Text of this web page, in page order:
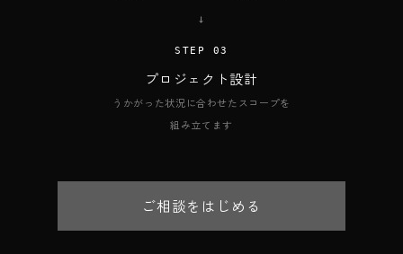
→
STEP 03
プロジェクト設計
うかがった状況に合わせたスコープを
組み立てます
ご相談をはじめる